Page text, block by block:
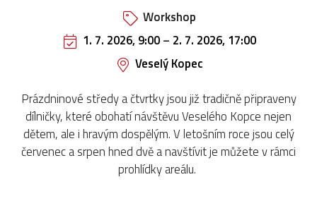
Workshop
1. 7. 2026, 9:00– 2. 7. 2026, 17:00
Veselý Kopec
Prázdninové středy a čtvrtky jsou již tradičně připraveny
dílničky, které obohatí návštěvu Veselého Kopce nejen
dětem, ale i hravým dospělým. V letošním roce jsou celý
červenec a srpen hned dvě a navštívit je můžete v rámci
prohlídky areálu.